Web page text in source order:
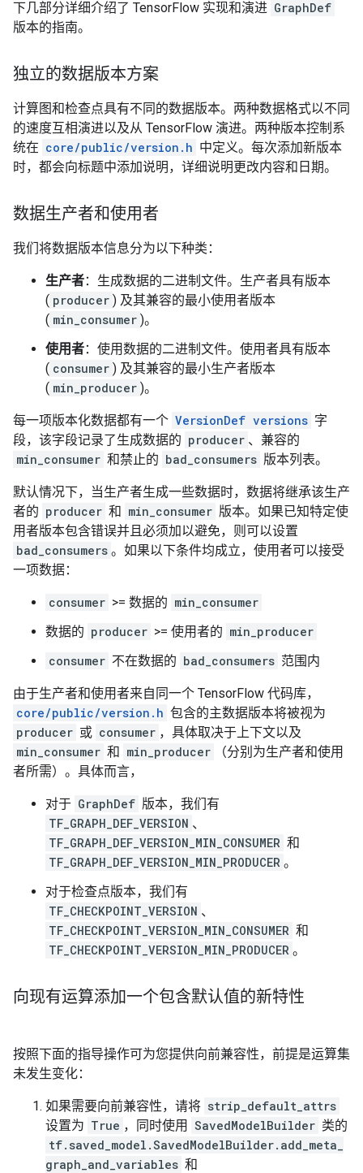
下几部分详细介绍了 TensorFlow 实现和演进 GraphDef
版本的指南。
独立的数据版本方案
计算图和检查点具有不同的数据版本。两种数据格式以不同
的速度互相演进以及从 TensorFlow 演进。两种版本控制系
统在 core/public/version.h 中定义。每次添加新版本
时，都会向标题中添加说明，详细说明更改内容和日期。
数据生产者和使用者
我们将数据版本信息分为以下种类：
生产者：生成数据的二进制文件。生产者具有版本
( producer ) 及其兼容的最小使用者版本
( min_consumer )。
使用者：使用数据的二进制文件。使用者具有版本
( consumer ) 及其兼容的最小生产者版本
( min_producer )。
每一项版本化数据都有一个 VersionDef versions 字
段，该字段记录了生成数据的 producer 、兼容的
min_consumer 和禁止的 bad_consumers 版本列表。
默认情况下，当生产者生成一些数据时，数据将继承该生产
者的 producer 和 min_consumer 版本。如果已知特定使
用者版本包含错误并且必须加以避免，则可以设置
bad_consumers 。如果以下条件均成立，使用者可以接受
一项数据：
consumer >= 数据的 min_consumer
数据的 producer >= 使用者的 min_producer
consumer 不在数据的 bad_consumers 范围内
由于生产者和使用者来自同一个 TensorFlow 代码库，
core/public/version.h 包含的主数据版本将被视为
producer 或 consumer ，具体取决于上下文以及
min_consumer 和 min_producer
（分别为生产者和使用
者所需）。具体而言，
对于 GraphDef 版本，我们有
TF_GRAPH_DEF_VERSION 、
TF_GRAPH_DEF_VERSION_MIN_CONSUMER 和
TF_GRAPH_DEF_VERSION_MIN_PRODUCER 。
对于检查点版本，我们有
TF_CHECKPOINT_VERSION 、
TF_CHECKPOINT_VERSION_MIN_CONSUMER 和
TF_CHECKPOINT_VERSION_MIN_PRODUCER 。
向现有运算添加一个包含默认值的新特性
按照下面的指导操作可为您提供向前兼容性，前提是运算集
未发生变化：
如果需要向前兼容性，请将 strip_default_attrs
设置为 True ，同时使用 SavedModelBuilder 类的
tf.saved_model.SavedModelBuilder.add_meta_
graph_and_variables 和